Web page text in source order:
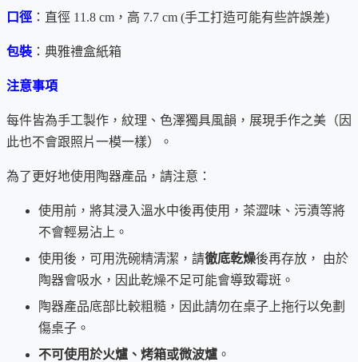
在一期一會的茶席間，讓這抹櫻花溫潤了時光，靜靜訴說屬於
美濃燒起源於
「須惠器」便被燒制而成，即美濃燒之起源。
「黃瀬戶」「瀨戸黒」「志野」等陶器，並且在「織部」出現
美濃燒有個特色是燒制窯溫比其他陶瓷高很多，可令其中的
屬含量大大降低，符合人們對綠色環保產品的需求。
現今，在中國廉價陶器興起的時候，美濃燒仍以其
，廣受日本及歐美先進國家的愛用。
口徑 ：直徑 11.8 cm，高 7.7 cm (手工打造可能有些許誤差)
包裝 ：典雅禮盒紙箱
注意事項
每件皆為手工製作，紋理、色澤獨具風韻，展現手作之美（因
此也不會跟照片一模一樣）。
為了更好地使用陶器產品，請注意：
使用前，將其浸入溫水中後再使用，茶澀味、污漬等將
不會輕易沾上。
使用後，可用洗碗精清潔，請徹底乾燥後再存放， 由於
陶器會吸水，因此乾燥不足可能會導致霉斑。
陶器產品底部比較粗糙，因此請勿在桌子上拖行以免劃
傷桌子。
不可使用於火爐、烤箱或微波爐 。